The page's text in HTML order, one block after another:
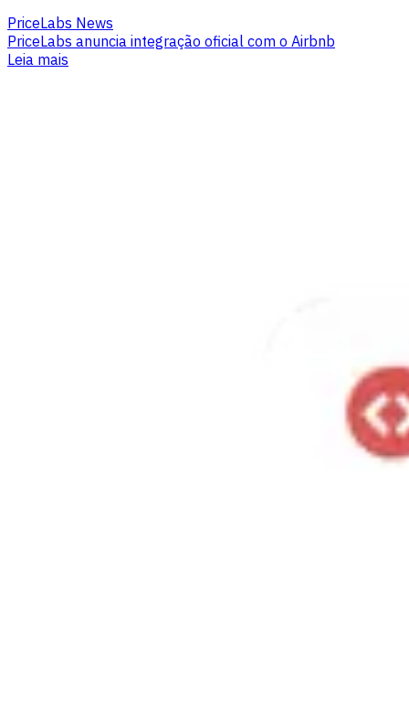
PriceLabs News
PriceLabs anuncia integração oficial com o Airbnb
Leia mais